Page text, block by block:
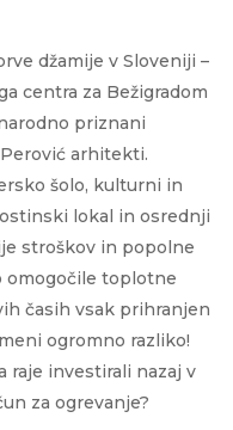
džamije v Sloveniji –
centra za Bežigradom
priznani
arhitekti.
šolo, kulturni in
lokal in osrednji
stroškov in popolne
omogočile toplotne
časih vsak prihranjen
ogromno razliko!
raje investirali nazaj v
za ogrevanje?